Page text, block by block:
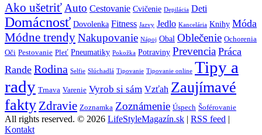
Ako ušetriť Auto Cestovanie Cvičenie Depilácia Deti
Domácnosť Dovolenka Fitness Jazvy Jedlo Kancelária Knihy Móda
Módne trendyNakupovanie Nápoj Obal Oblečenie Ochorenia
Oči Pestovanie Pleť Pneumatiky Pokožka Potraviny Prevencia Práca
Rande Rodina Selfie Slúchadlá Tipovanie Tipovanie online Tipy a
rady Trnava Varenie Vyrob si sám Vzťah Zaujímavé
fakty Zdravie Zoznamka Zoznámenie Úspech Šoférovanie
All rights reserved. © 2026 LifeStyleMagazín.sk | RSS feed |
Kontakt